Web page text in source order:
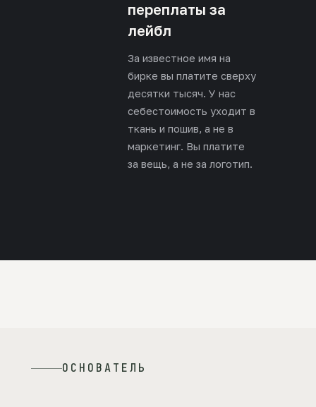
переплаты за
лейбл
За известное имя на
бирке вы платите сверху
десятки тысяч. У нас
себестоимость уходит в
ткань и пошив, а не в
маркетинг. Вы платите
за вещь, а не за логотип.
ОСНОВАТЕЛЬ